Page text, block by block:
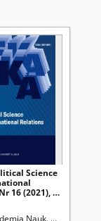
Marii Curie-
Science
16 (2021), 1 -
Nauk. Oddział w